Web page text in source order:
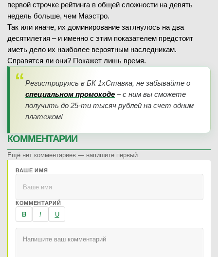
первой строчке рейтинга в общей сложности на девять
недель больше, чем Маэстро.
Так или иначе, их доминирование затянулось на два
десятилетия – и именно с этим показателем предстоит
иметь дело их наиболее вероятным наследникам.
Справятся ли они? Покажет лишь время.
Регистрируясь в БК 1хСтавка, не забывайте о
специальном промокоде – с ним вы сможете
получить до 25-ти тысяч рублей на счет одним
платежом!
КОММЕНТАРИИ
Ещё нет комментариев — напишите первый.
ВАШЕ ИМЯ
КОММЕНТАРИЙ
B I U